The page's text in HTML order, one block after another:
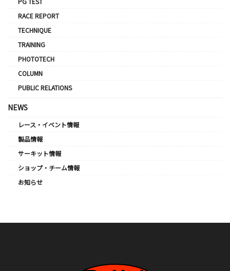
RACE REPORT
TECHNIQUE
TRAINING
PHOTOTECH
COLUMN
PUBLIC RELATIONS
NEWS
レース・イベント情報
製品情報
サーキット情報
ショップ・チーム情報
お知らせ